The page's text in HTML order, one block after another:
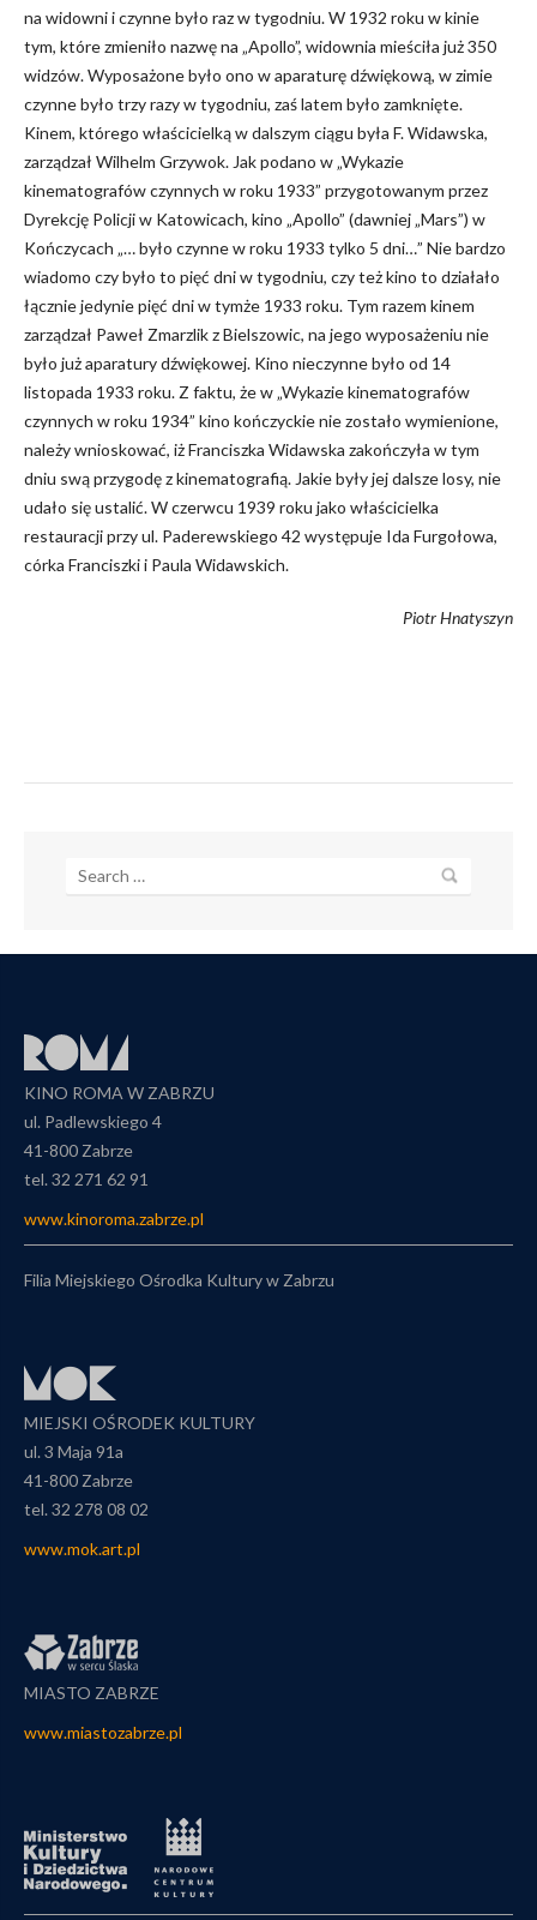
na widowni i czynne było raz w tygodniu. W 1932 roku w kinie
tym, które zmieniło nazwę na „Apollo”, widownia mieściła już 350
widzów. Wyposażone było ono w aparaturę dźwiękową, w zimie
czynne było trzy razy w tygodniu, zaś latem było zamknięte.
Kinem, którego właścicielką w dalszym ciągu była F. Widawska,
zarządzał Wilhelm Grzywok. Jak podano w „Wykazie
kinematografów czynnych w roku 1933” przygotowanym przez
Dyrekcję Policji w Katowicach, kino „Apollo” (dawniej „Mars”) w
Kończycach „… było czynne w roku 1933 tylko 5 dni…” Nie bardzo
wiadomo czy było to pięć dni w tygodniu, czy też kino to działało
łącznie jedynie pięć dni w tymże 1933 roku. Tym razem kinem
zarządzał Paweł Zmarzlik z Bielszowic, na jego wyposażeniu nie
było już aparatury dźwiękowej. Kino nieczynne było od 14
listopada 1933 roku. Z faktu, że w „Wykazie kinematografów
czynnych w roku 1934” kino kończyckie nie zostało wymienione,
należy wnioskować, iż Franciszka Widawska zakończyła w tym
dniu swą przygodę z kinematografią. Jakie były jej dalsze losy, nie
udało się ustalić. W czerwcu 1939 roku jako właścicielka
restauracji przy ul. Paderewskiego 42 występuje Ida Furgołowa,
córka Franciszki i Paula Widawskich.
Piotr Hnatyszyn
KINO ROMA W ZABRZU
ul. Padlewskiego 4
41-800 Zabrze
tel. 32 271 62 91
www.kinoroma.zabrze.pl
Filia Miejskiego Ośrodka Kultury w Zabrzu
MIEJSKI OŚRODEK KULTURY
ul. 3 Maja 91a
41-800 Zabrze
tel. 32 278 08 02
www.mok.art.pl
MIASTO ZABRZE
www.miastozabrze.pl